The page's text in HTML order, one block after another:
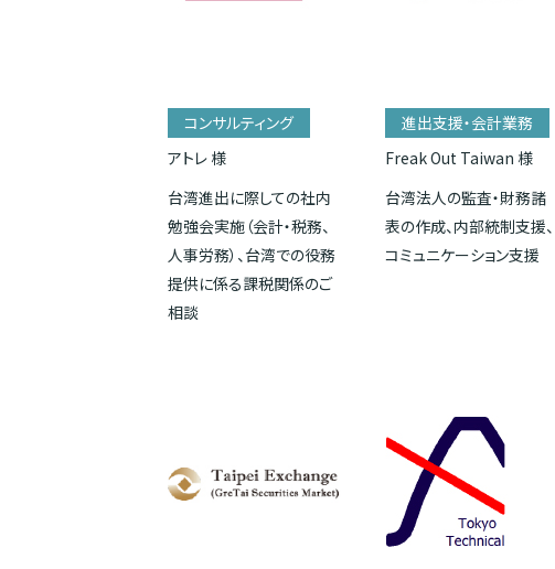
コンサルティング
アトレ 様
台湾進出に際しての社内
勉強会実施（会計・税務、
人事労務）、台湾での役務
提供に係る課税関係のご
相談
進出支援・会計業務
Freak Out Taiwan 様
台湾法人の監査・財務諸
表の作成、内部統制支援、
コミュニケーション支援